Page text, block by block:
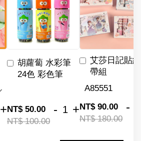
+
胡蘿蔔 水彩筆
24色 彩色筆
NT$ 50.00
NT$ 100.00
- +
艾莎日記貼
帶組
NT$ 90.00
NT$ 180.00
-